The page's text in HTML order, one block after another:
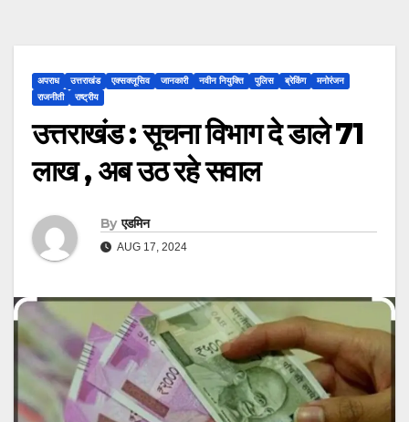
अपराध उत्तराखंड एक्सक्लूसिव जानकारी नवीन नियुक्ति पुलिस ब्रेकिंग
मनोरंजन
राजनीती
राष्ट्रीय
उत्तराखंड : सूचना विभाग दे डाले 71
लाख , अब उठ रहे सवाल
By एडमिन
AUG 17, 2024